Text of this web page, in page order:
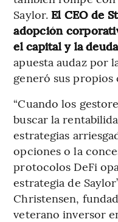
Saylor. El CEO de
adopción
el capital y la
apuesta audaz por
generó sus
“Cuando los
buscar la
estrategias
opciones o la
protocolos DeFi
estrategia de
Christensen,
veterano inversor